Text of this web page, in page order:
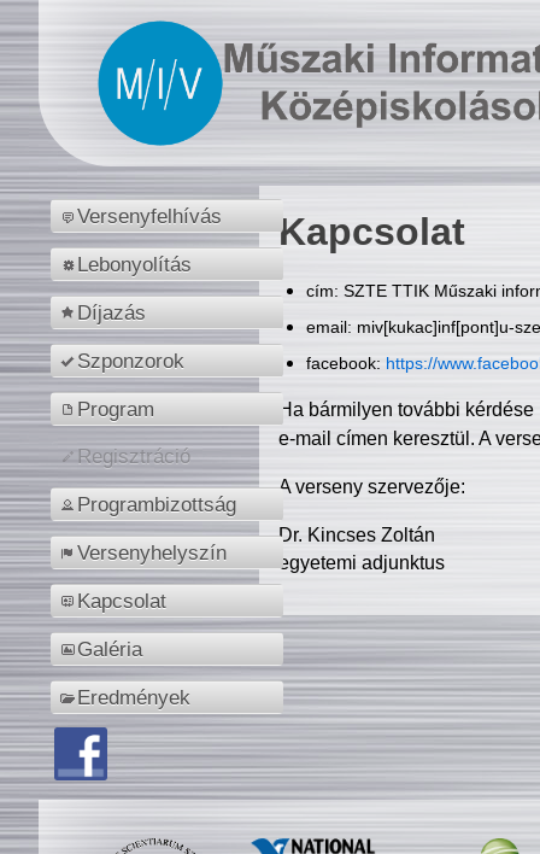
Versenyfelhívás
Lebonyolítás
Díjazás
Szponzorok
Program
Regisztráció
Programbizottság
Versenyhelyszín
Kapcsolat
Galéria
Eredmények
Kapcsolat
cím: SZTE TTIK Műszaki
email: miv[kukac]inf[pont]u-
facebook: https://
Ha bármilyen további
e-mail címen keresztül. A
A verseny szervezője:
Dr. Kincses Zoltán
egyetemi adjunktus